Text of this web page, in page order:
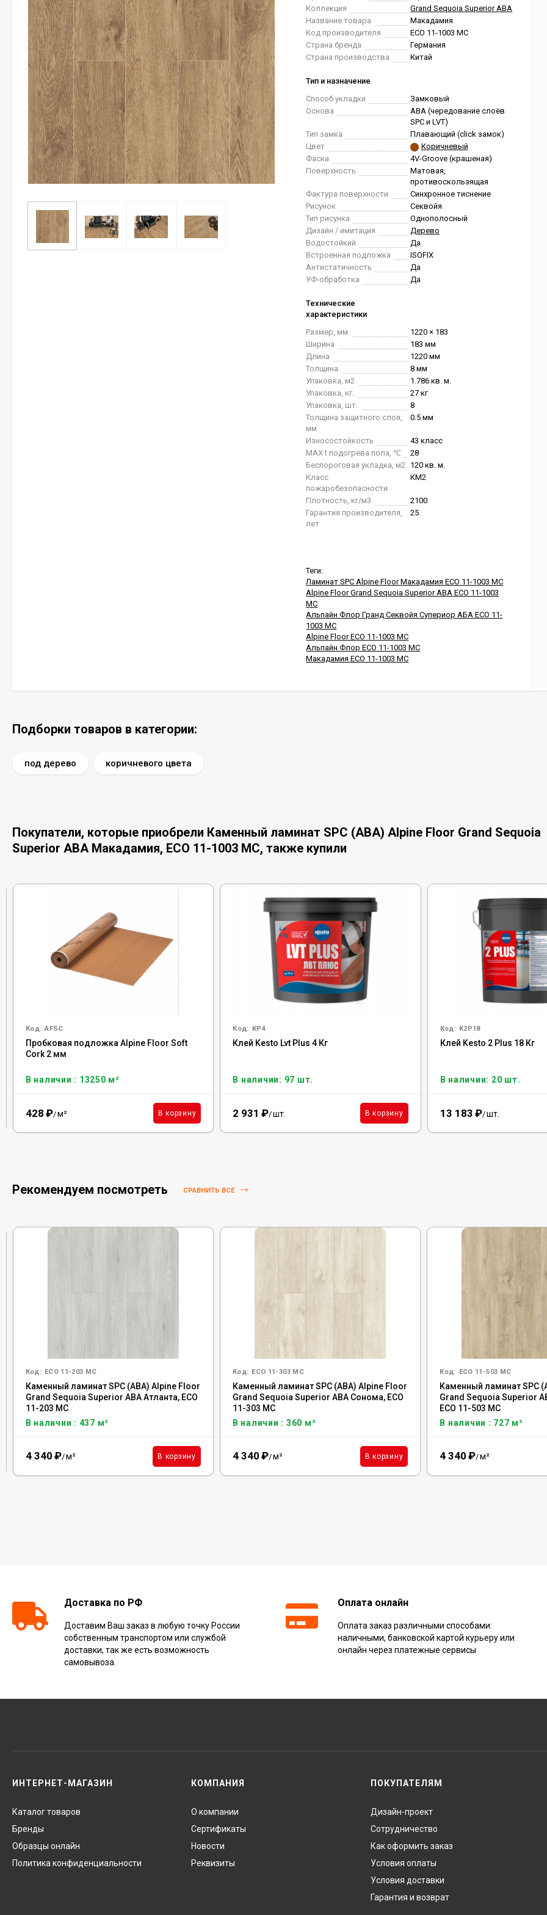
Коллекция
Grand Sequoia Superior ABA
Название товара
Макадамия
Код производителя
ECO 11-1003 MC
Страна бренда
Германия
Страна производства
Китай
Тип и назначение
Способ укладки
Замковый
Основа
ABA (чередование слоёв
SPC и LVT)
Тип замка
Плавающий (click замок)
Цвет
Коричневый
Фаска
4V-Groove (крашеная)
Поверхность
Матовая,
противоскользящая
Фактура поверхности
Синхронное тиснение
Рисунок
Секвойя
Тип рисунка
Однополосный
Дизайн / имитация
Дерево
Водостойкий
Да
Встроенная подложка
ISOFIX
Антистатичность
Да
УФ-обработка
Да
Технические
характеристики
Размер, мм.
1220 × 183
Ширина
183 мм
Длина
1220 мм
Толщина
8 мм
Упаковка, м2
1.786 кв. м.
Упаковка, кг.
27 кг
Упаковка, шт.
8
Толщина защитного слоя,
мм
0.5 мм
Износостойкость
43 класс
MAX t подогрева пола, ℃
28
Беспороговая укладка, м2 120 кв. м.
Класс
пожаробезопасности
КМ2
Плотность, кг/м3
2100
Гарантия производителя,
лет
25
Теги:
Ламинат SPC Alpine Floor Макадамия ECO 11-1003 MC
Alpine Floor Grand Sequoia Superior ABA ECO 11-1003
MC
Альпайн Флор Гранд Секвойя Супериор АБА ECO 11-
1003 MC
Alpine Floor ECO 11-1003 MC
Альпайн Флор ECO 11-1003 MC
Макадамия ECO 11-1003 MC
Подборки товаров в категории:
под дерево коричневого цвета
Покупатели, которые приобрели Каменный ламинат SPC (ABA) Alpine Floor Grand Sequoia
Superior ABA Макадамия, ECO 11-1003 MC, также купили
Код: AFSC
Пробковая подложка Alpine Floor Soft
Cork 2 мм
В наличии : 13250 м²
428 ₽/м² В корзину
Код: KP4
Клей Kesto Lvt Plus 4 Кг
В наличии: 97 шт.
2 931 ₽/шт. В корзину
Код: K2P18
Клей Kesto 2 Plus 18 Кг
В наличии: 20 шт.
13 183 ₽/шт.
Рекомендуем посмотреть СРАВНИТЬ ВСЕ
Код: ECO 11-203 MC
Каменный ламинат SPC (ABA) Alpine Floor
Grand Sequoia Superior ABA Атланта, ECO
11-203 MC
В наличии : 437 м²
4 340 ₽/м² В корзину
Код: ECO 11-303 MC
Каменный ламинат SPC (ABA) Alpine Floor
Grand Sequoia Superior ABA Сонома, ECO
11-303 MC
В наличии : 360 м²
4 340 ₽/м² В корзину
Код: ECO 11-503 MC
Каменный ламинат SPC
Grand Sequoia Superior
ECO 11-503 MC
В наличии : 727 м²
4 340 ₽/м²
Доставка по РФ
Доставим Ваш заказ в любую точку России
собственным транспортом или службой
доставки, так же есть возможность
самовывоза.
Оплата онлайн
Оплата заказ различными способами:
наличными, банковской картой курьеру или
онлайн через платежные сервисы
ИНТЕРНЕТ-МАГАЗИН
Каталог товаров
Бренды
Образцы онлайн
Политика конфиденциальности
КОМПАНИЯ
О компании
Сертификаты
Новости
Реквизиты
ПОКУПАТЕЛЯМ
Дизайн-проект
Сотрудничество
Как оформить заказ
Условия оплаты
Условия доставки
Гарантия и возврат